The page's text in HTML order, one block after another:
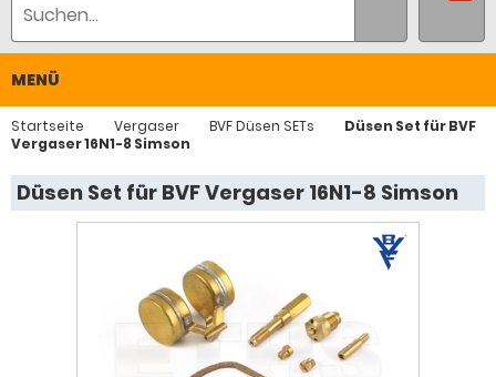
MENÜ
Startseite Vergaser BVF Düsen SETs
Düsen Set für BVF
Vergaser 16N1-8 Simson
Düsen Set für BVF Vergaser 16N1-8 Simson